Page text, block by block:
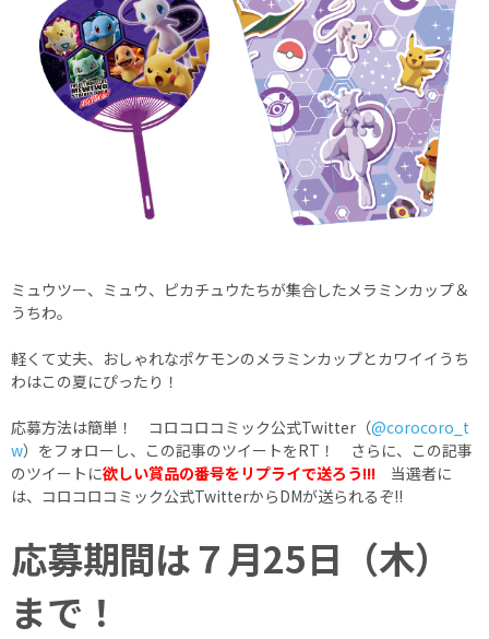
ミュウツー、ミュウ、ピカチュウたちが集合したメラミンカップ＆
うちわ。
軽くて丈夫、おしゃれなポケモンのメラミンカップとカワイイうち
わはこの夏にぴったり！
応募方法は簡単！ コロコロコミック公式Twitter（@corocoro_t
w）をフォローし、この記事のツイートをRT！ さらに、この記事
のツイートに欲しい賞品の番号をリプライで送ろう!!! 当選者に
は、コロコロコミック公式TwitterからDMが送られるぞ!!
応募期間は７月25日（木）
まで！